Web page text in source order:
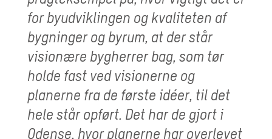
for byudviklingen og kvaliteten af
bygninger og byrum, at der står
visionære bygherrer bag, som tør
holde fast ved visionerne og
planerne fra de første idéer, til det
hele står opført. Det har de gjort i
Odense, hvor planerne har overlevet